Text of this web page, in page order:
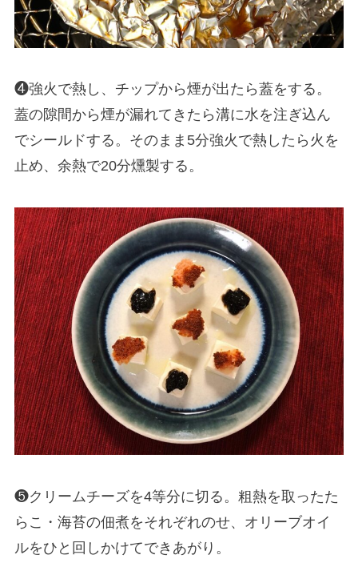
❹強火で熱し、チップから煙が出たら蓋をする。
蓋の隙間から煙が漏れてきたら溝に水を注ぎ込ん
でシールドする。そのまま5分強火で熱したら火を
止め、余熱で20分燻製する。
❺クリームチーズを4等分に切る。粗熱を取ったた
らこ・海苔の佃煮をそれぞれのせ、オリーブオイ
ルをひと回しかけてできあがり。